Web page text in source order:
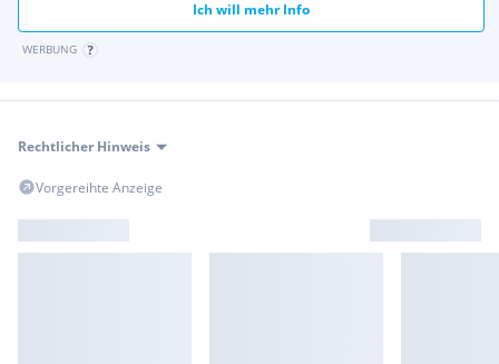
Ich will mehr Info
WERBUNG
Rechtlicher Hinweis
Vorgereihte Anzeige